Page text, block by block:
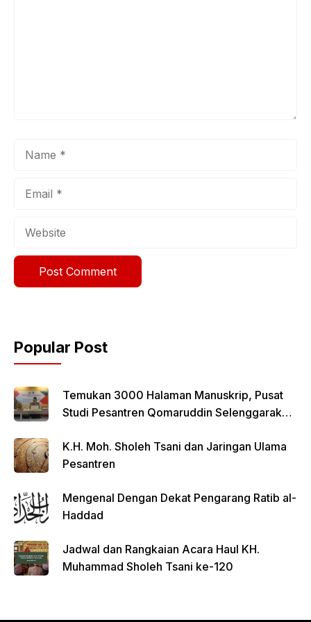
Popular Post
Temukan 3000 Halaman Manuskrip, Pusat
Studi Pesantren Qomaruddin Selenggarakan
K.H. Moh. Sholeh Tsani dan Jaringan Ulama
Pesantren
Mengenal Dengan Dekat Pengarang Ratib al-
Haddad
Jadwal dan Rangkaian Acara Haul KH.
Muhammad Sholeh Tsani ke-120